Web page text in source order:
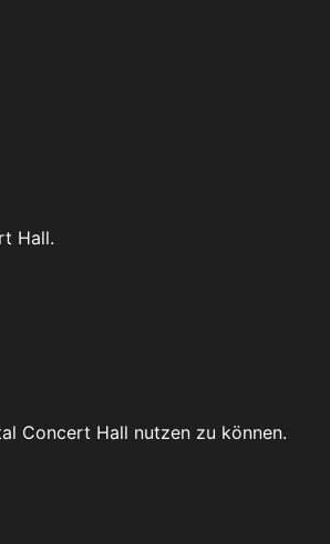
Hall.
Concert Hall nutzen zu können.